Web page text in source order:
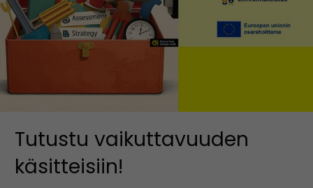
Tutustu vaikuttavuuden
käsitteisiin!